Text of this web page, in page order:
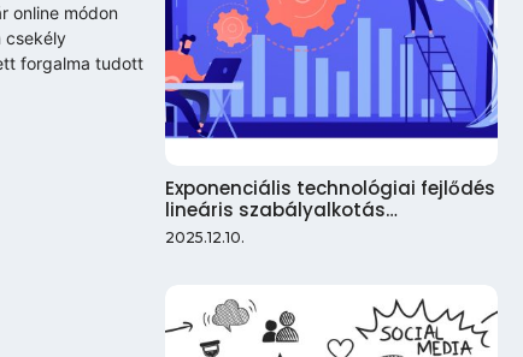
online módon
csekély
forgalma tudott
Exponenciális technológiai fejlődés
lineáris szabályalkotás…
2025.12.10.